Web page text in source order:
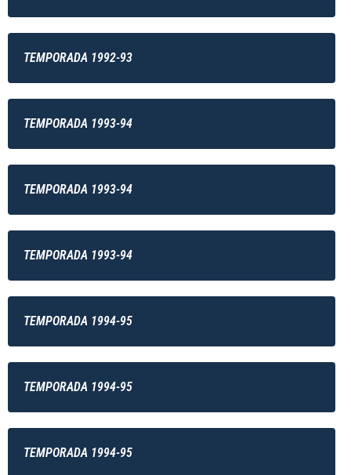
TEMPORADA 1992-93
TEMPORADA 1993-94
TEMPORADA 1993-94
TEMPORADA 1993-94
TEMPORADA 1994-95
TEMPORADA 1994-95
TEMPORADA 1994-95